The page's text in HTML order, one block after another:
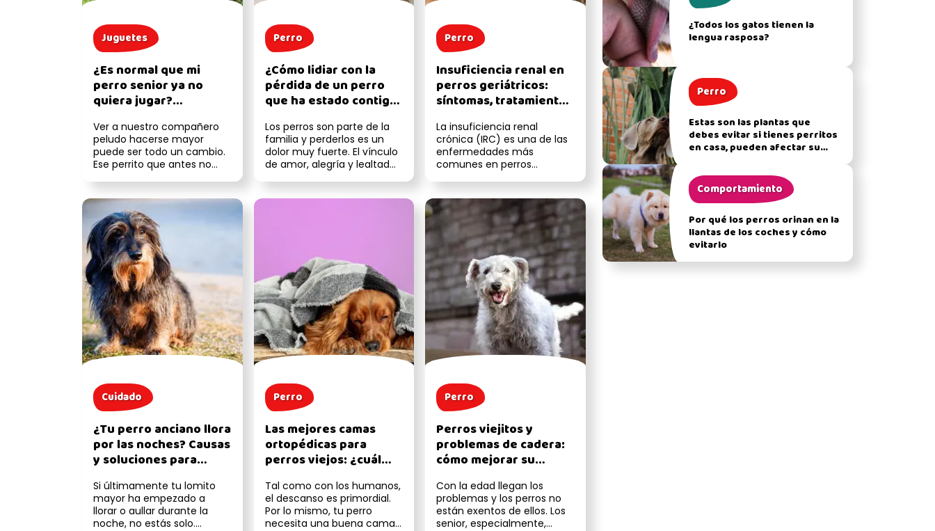
Juguetes
¿Es normal que mi
perro senior ya no
quiera jugar?
envejecimiento y
enfermedad
Ver a nuestro compañero
peludo hacerse mayor
puede ser todo un cambio.
Ese perrito que antes no
Perro
¿Cómo lidiar con la
pérdida de un perro
que ha estado contigo
Estrategias para
afrontar el duelo
Los perros son parte de la
familia y perderlos es un
dolor muy fuerte. El vínculo
de amor, alegría y lealtad
Perro
Insuficiencia renal en
perros geriátricos:
síntomas, tratamiento
La insuficiencia renal
crónica (IRC) es una de las
enfermedades más
comunes en perros
que...
Cuidado
¿Tu perro anciano llora
por las noches? Causas
y soluciones para
mejorar su descanso
Si últimamente tu lomito
mayor ha empezado a
llorar o aullar durante la
noche, no estás solo.
Perro
Las mejores camas
ortopédicas para
perros viejos: ¿cuál
problema de salud?
Tal como con los humanos,
el descanso es primordial.
Por lo mismo, tu perro
necesita una buena cama
Perro
Perros viejitos y
problemas de cadera:
cómo mejorar su
dolor
Con la edad llegan los
problemas y los perros no
están exentos de ellos. Los
senior, especialmente,
¿Todos los gatos tienen la
lengua rasposa?
Perro
Estas son las plantas que
debes evitar si tienes perritos
en casa, pueden afectar su
Comportamiento
Por qué los perros orinan en la
llantas de los coches y cómo
evitarlo